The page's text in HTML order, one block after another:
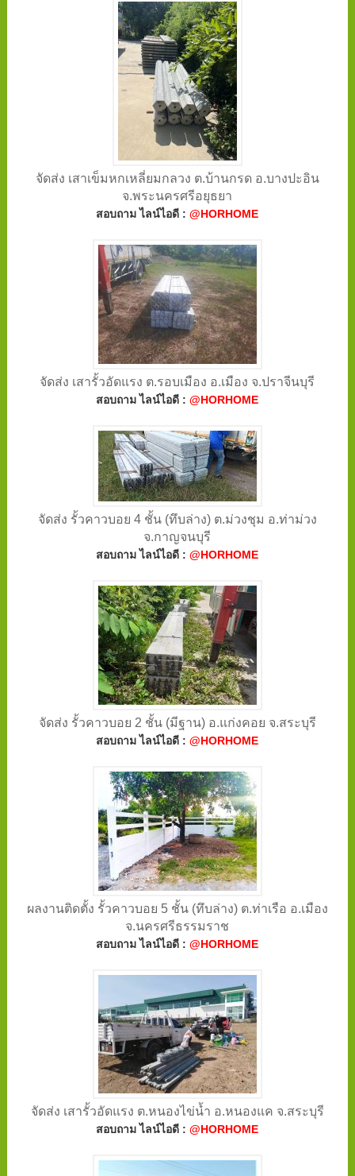
จัดส่ง เสาเข็มหกเหลี่ยมกลวง ต.บ้านกรด อ.บางปะอิน
จ.พระนครศรีอยุธยา
สอบถาม ไลน์ไอดี :@HORHOME
จัดส่ง เสารั้วอัดแรง ต.รอบเมือง อ.เมือง จ.ปราจีนบุรี
สอบถาม ไลน์ไอดี :@HORHOME
จัดส่ง รั้วคาวบอย 4 ชั้น (ทึบล่าง) ต.ม่วงชุม อ.ท่าม่วง
จ.กาญจนบุรี
สอบถาม ไลน์ไอดี :@HORHOME
จัดส่ง รั้วคาวบอย 2 ชั้น (มีฐาน) อ.แก่งคอย จ.สระบุรี
สอบถาม ไลน์ไอดี :@HORHOME
ผลงานติดตั้ง รั้วคาวบอย 5 ชั้น (ทึบล่าง) ต.ท่าเรือ อ.เมือง
จ.นครศรีธรรมราช
สอบถาม ไลน์ไอดี :@HORHOME
จัดส่ง เสารั้วอัดแรง ต.หนองไข่น้ำ อ.หนองแค จ.สระบุรี
สอบถาม ไลน์ไอดี :@HORHOME